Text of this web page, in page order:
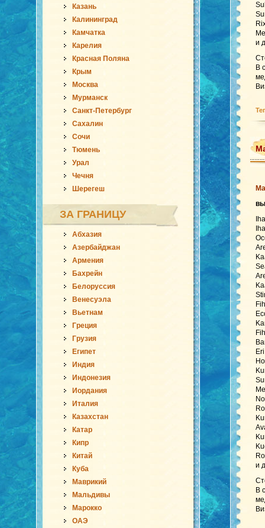
Казань
Калининград
Камчатка
Карелия
Красная Поляна
Крым
Москва
Мурманск
Санкт-Петербург
Сахалин
Сочи
Тюмень
Урал
Чечня
Шерегеш
ЗА ГРАНИЦУ
Абхазия
Азербайджан
Армения
Бахрейн
Белоруссия
Венесуэла
Вьетнам
Греция
Грузия
Египет
Индия
Индонезия
Иордания
Италия
Казахстан
Катар
Кипр
Китай
Куба
Маврикий
Мальдивы
Марокко
ОАЭ
и
В
и
В